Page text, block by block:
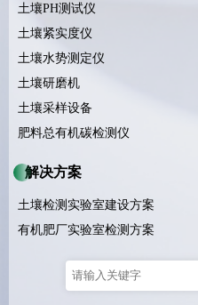
土壤PH测试仪
土壤紧实度仪
土壤水势测定仪
土壤研磨机
土壤采样设备
肥料总有机碳检测仪
解决方案
土壤检测实验室建设方案
有机肥厂实验室检测方案